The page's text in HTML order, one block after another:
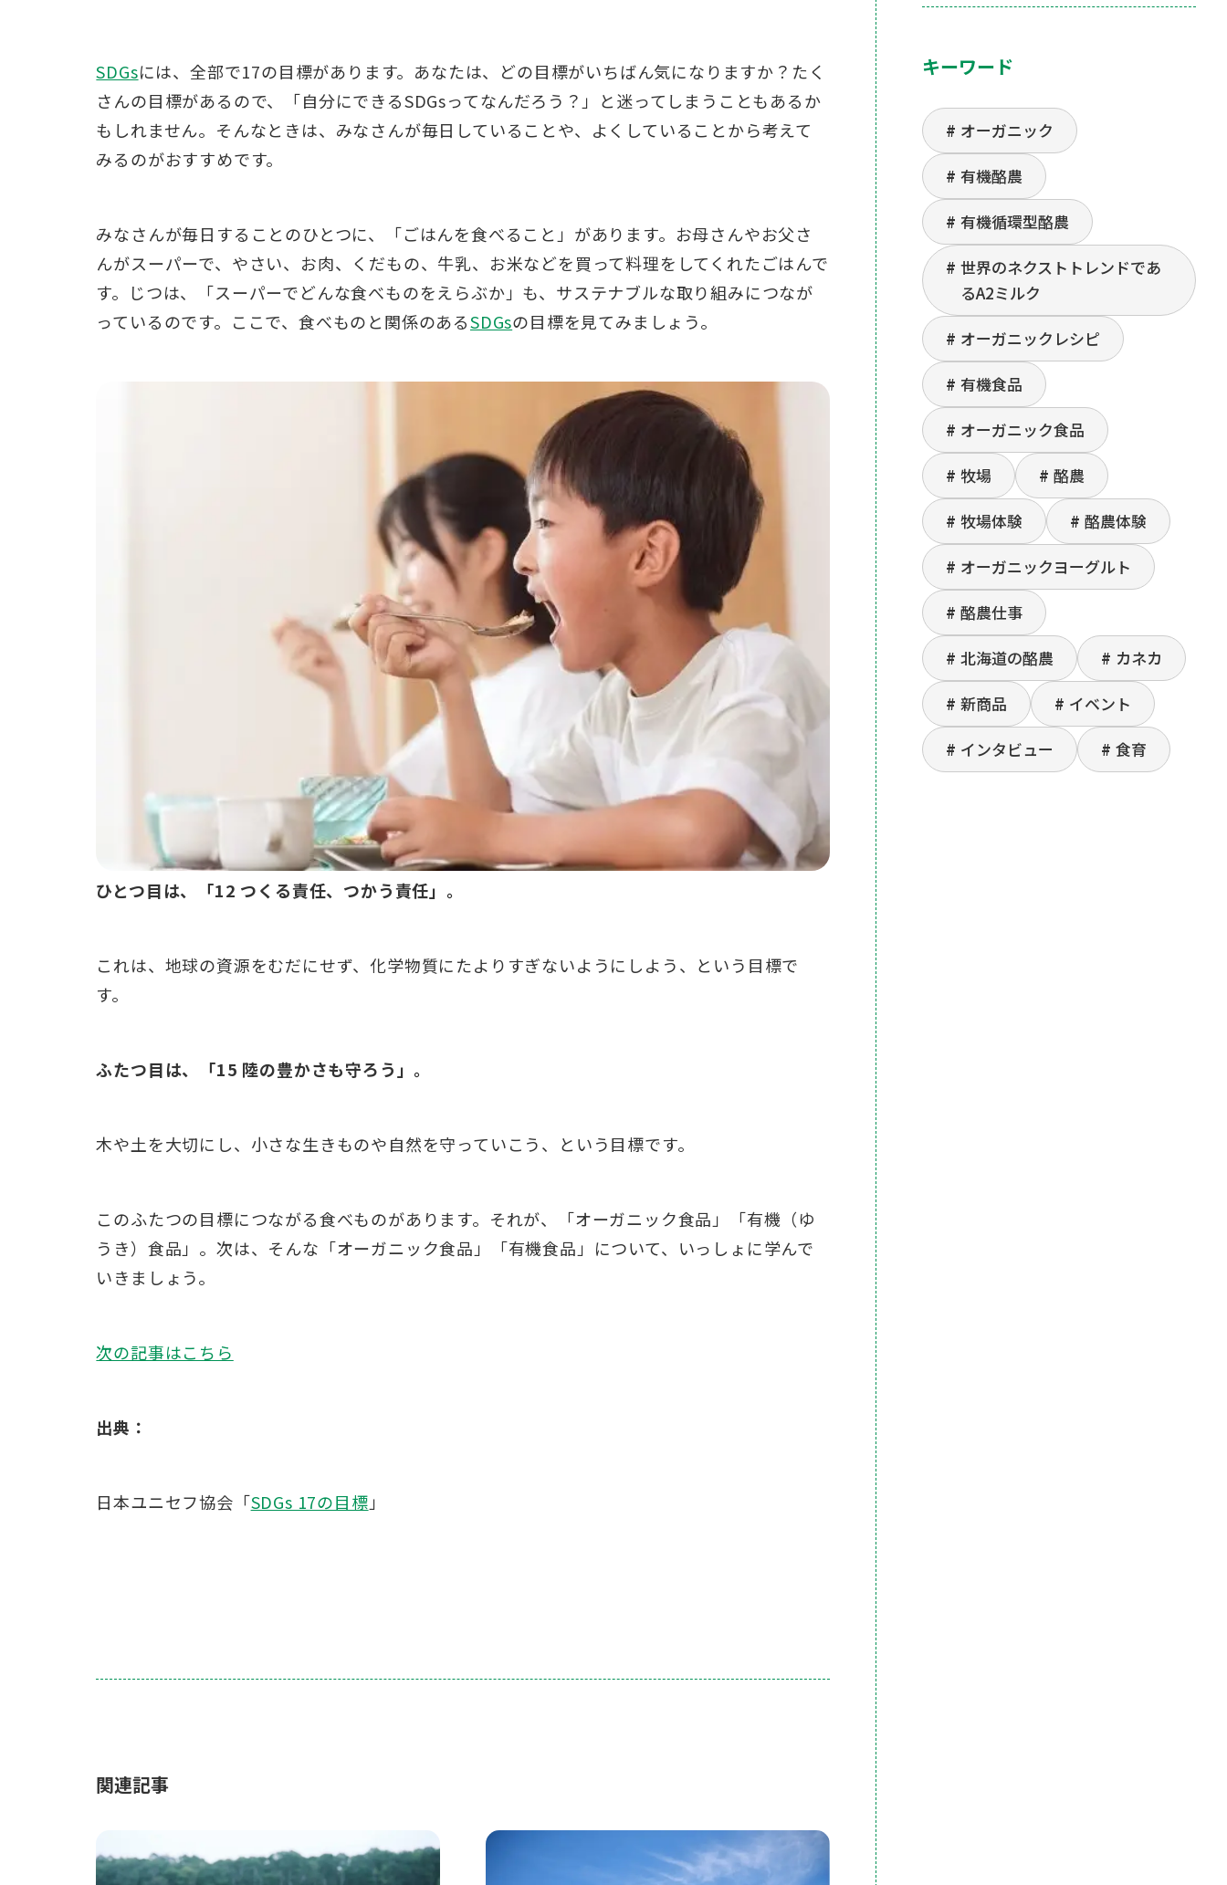
SDGsには、全部で17の目標があります。 あなたは、どの目標がいちばん気になりますか？たく
さんの目標があるので、「自分にできるSDGsってなんだろう？」と迷ってしまうこともあるか
もしれません。 そんなときは、みなさんが毎日していることや、よくしていることから考えて
みるのがおすすめです。
みなさんが毎日することのひとつに、「ごはんを食べること」があります。お母さんやお父さ
んがスーパーで、やさい、お肉、くだもの、牛乳、お米などを買って料理をしてくれたごはんで
す。
じつは、「スーパーでどんな食べものをえらぶか」も、サステナブルな取り組みにつなが
っているのです。 ここで、食べものと関係のあるSDGsの目標を見てみましょう。
ひとつ目は、「12 つくる責任、つかう責任」。
これは、地球の資源をむだにせず、化学物質にたよりすぎないようにしよう、という目標で
す。
ふたつ目は、「15 陸の豊かさも守ろう」。
木や土を大切にし、小さな生きものや自然を守っていこう、という目標です。
このふたつの目標につながる食べものがあります。それが、「オーガニック食品」「有機（ゆ
うき）食品」。次は、そんな「オーガニック食品」「有機食品」について、いっしょに学んで
いきましょう。
次の記事はこちら
出典：
日本ユニセフ協会「SDGs 17の目標 」
関連記事
キーワード
オーガニック
有機酪農
有機循環型酪農
世界のネクストトレンドであ
るA2ミルク
オーガニックレシピ
有機食品
オーガニック食品
牧場
酪農
牧場体験
酪農体験
オーガニックヨーグルト
酪農仕事
北海道の酪農
カネカ
新商品
イベント
インタビュー
食育